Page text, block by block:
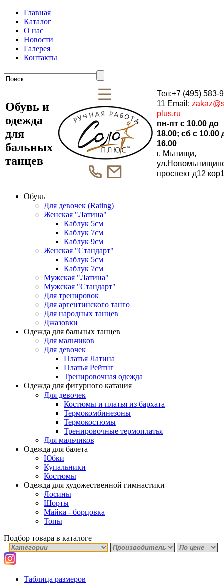
Главная
Каталог
О нас
Новости
Галерея
Контакты
Обувь и
одежда
для
бальных
танцев
Тел:+7 (495) 583-
11 Email:
plus.ru
пн-пт c 10.00 до
18.00; сб c 10.00
16.00
г. Мытищи,
проспект д12
Обувь
Для девочек (Rating)
Женская "Латина"
Каблук 5см
Каблук 7см
Каблук 9см
Женская "Стандарт"
Каблук 5см
Каблук 7см
Мужская "Латина"
Мужская "Стандарт"
Для тренировок
Для аргентинского танго
Для народных танцев
Джазовки
Одежда для бальных танцев
Для мальчиков
Для девочек
Платья Латина
Платья Рейтнг
Тренировочная одежда
Одежда для фигурного катания
Для девочек
Костюмы и платья из бархата
Термокомбинезоны
Термокостюмы
Тренировочные термоплатья
Для мальчиков
Одежда для балета
Юбки
Купальники
Костюмы
Одежда для художественной гимнастики
Лосины
Шорты
Майка - борцовка
Топы
Подбор товара в каталоге
Таблица размеров